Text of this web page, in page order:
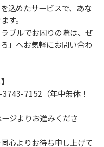
込めたサービスで、あな
す。
ブルでお困りの際は、ぜ
」へお気軽にお問い合わ
7152（年中無休！
ジよりお進みくださ
心よりお待ち申し上げて